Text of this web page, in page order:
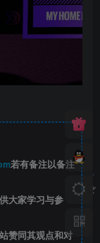
若有备注以备注
大家学习与参
赞同其观点和对